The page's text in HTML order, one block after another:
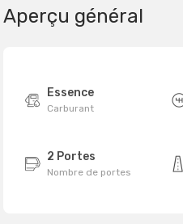
Aperçu général
Essence
Carburant
2 Portes
Nombre de portes